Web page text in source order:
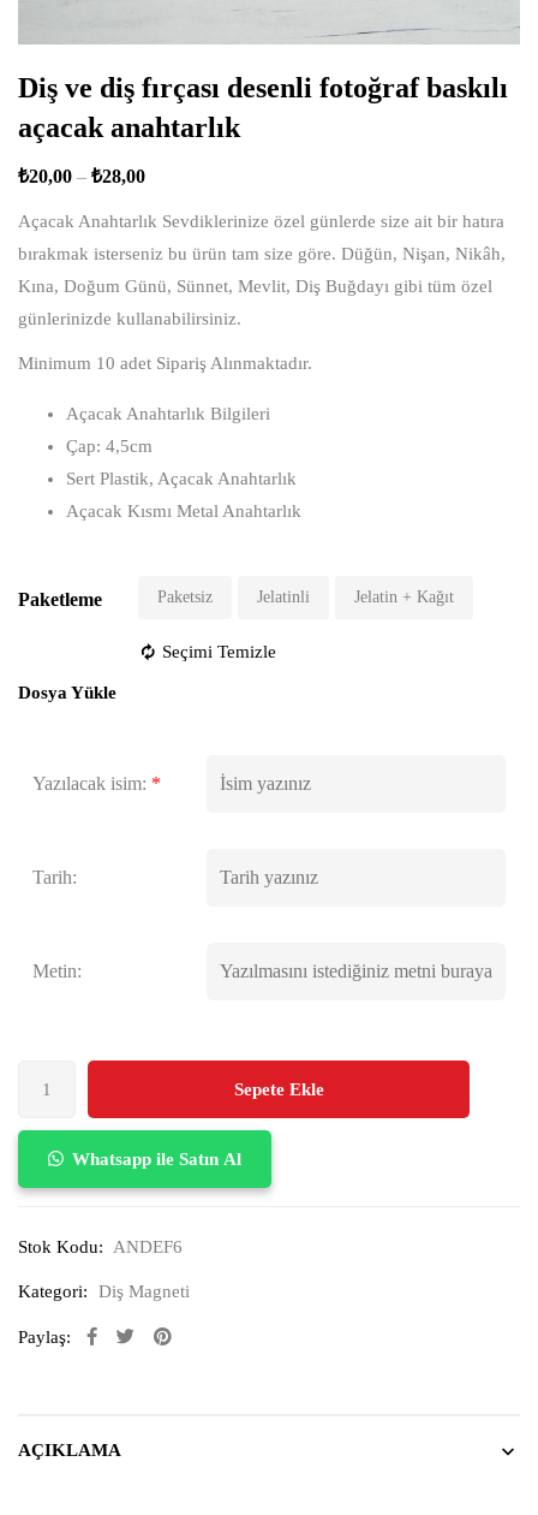
Diş ve diş fırçası desenli fotoğraf baskılı
açacak anahtarlık
₺20,00 – ₺28,00
Açacak Anahtarlık Sevdiklerinize özel günlerde size ait bir hatıra
bırakmak isterseniz bu ürün tam size göre. Düğün, Nişan, Nikâh,
Kına, Doğum Günü, Sünnet, Mevlit, Diş Buğdayı gibi tüm özel
günlerinizde kullanabilirsiniz.
Minimum 10 adet Sipariş Alınmaktadır.
Açacak Anahtarlık Bilgileri
Çap: 4,5cm
Sert Plastik, Açacak Anahtarlık
Açacak Kısmı Metal Anahtarlık
Paketleme Paketsiz Jelatinli Jelatin + Kağıt
Seçimi Temizle
Dosya Yükle
Yazılacak isim: *
Tarih:
Metin:
Sepete Ekle
Whatsapp ile Satın Al
Stok Kodu: ANDEF6
Kategori: Diş Magneti
Paylaş:
AÇIKLAMA